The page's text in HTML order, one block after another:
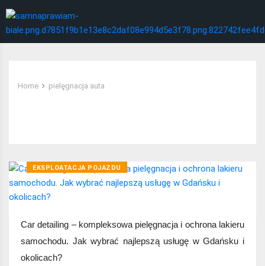
Home pielęgnacja auta
EKSPLOATACJA POJAZDU
Car detailing – kompleksowa pielęgnacja i ochrona lakieru
samochodu. Jak wybrać najlepszą usługę w Gdańsku i
okolicach?